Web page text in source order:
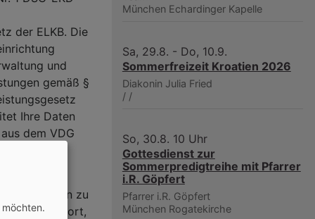
der ELKB. Die
und
gemäß §
Ihre Daten
dem VDG
Angaben zu
und -ort,
München Echardinger Kapelle
Sa, 29.8. - Do, 10.9.
Sommerfreizeit Kroatien 2026
Diakonin Julia Fried
/ /
So, 30.8. 10 Uhr
Gottesdienst zur
Sommerpredigtreihe mit Pfarrer
i.R. Göpfert
Pfarrer i.R. Göpfert
München Rogatekirche